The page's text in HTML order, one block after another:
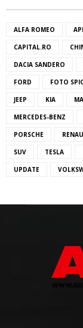
ALFA ROMEO
CAPITAL.RO
DACIA SANDERO
FORD FOTO
JEEP KIA
MERCEDES-BENZ
PORSCHE
SUV TESLA
UPDATE